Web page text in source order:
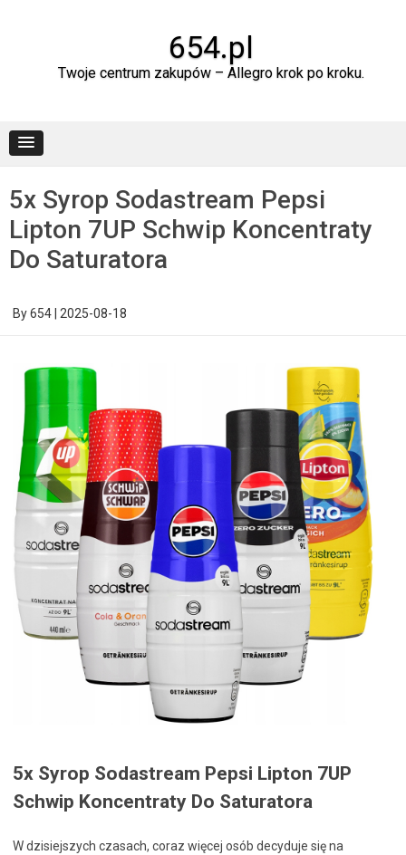
654.pl
Twoje centrum zakupów – Allegro krok po kroku.
5x Syrop Sodastream Pepsi
Lipton 7UP Schwip Koncentraty
Do Saturatora
By654 2025-08-18
5x Syrop Sodastream Pepsi Lipton 7UP
Schwip Koncentraty Do Saturatora
W dzisiejszych czasach, coraz więcej osób decyduje się na